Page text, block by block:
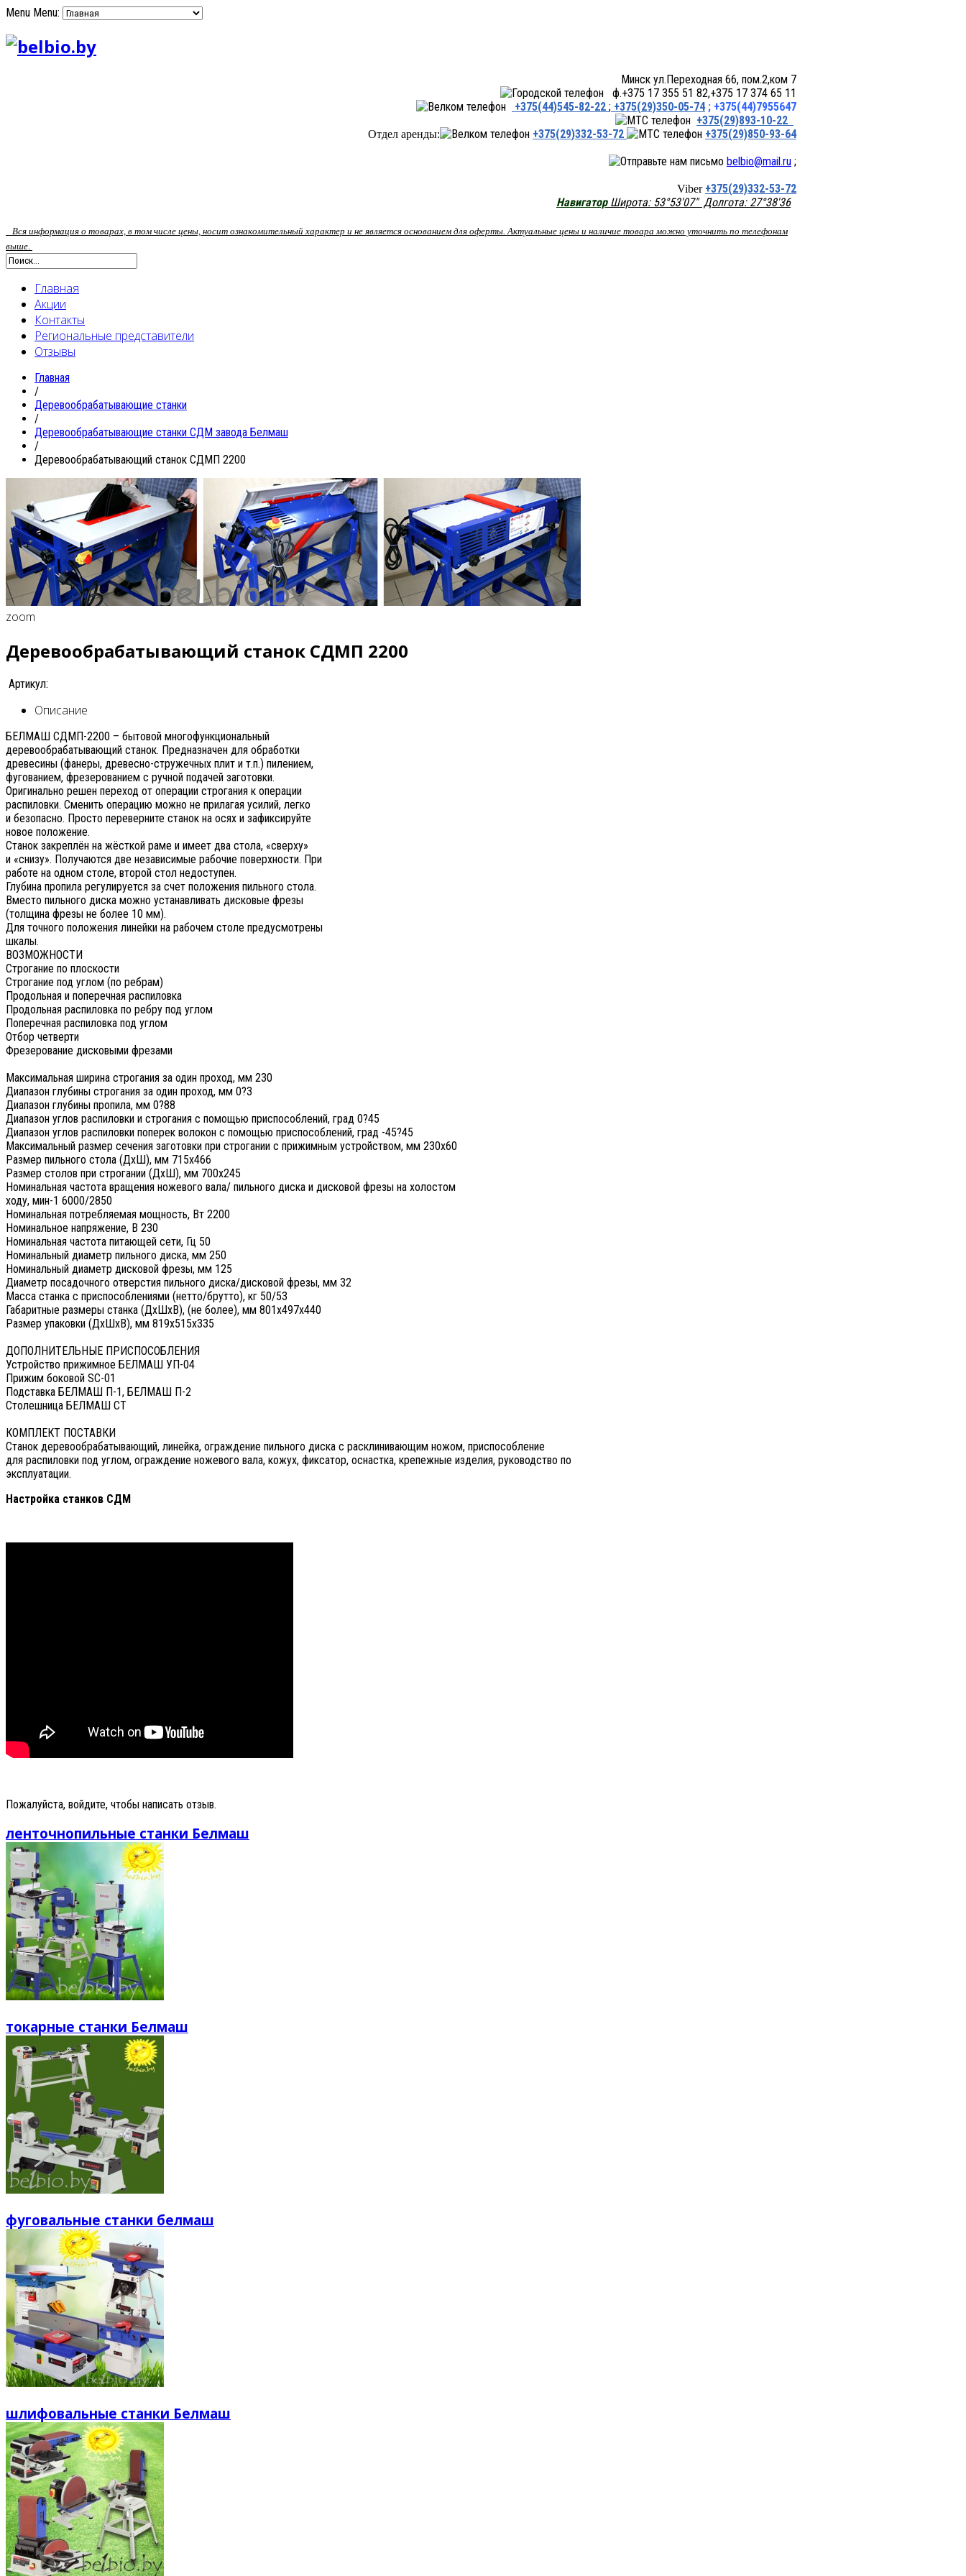
Menu Menu:
Минск ул.Переходная 66, пом.2,ком 7
ф.+375 17 355 51 82,+375 17 374 65 11
+375(44)545-82-22 ; +375(29)350-05-74 ; +375(44)7955647
+375(29)893-10-22
Отдел аренды: +375(29)332-53-72
+375(29)850-93-64
belbio@mail.ru ;
Viber +375(29)332-53-72
НавигаторШирота: 53°53'07" Долгота: 27°38'36
Вся информация о товарах, в том числе цены, носит ознакомительный характер и не является основанием для оферты. Актуальные цены и наличие товара можно уточнить по телефонам
выше.
Главная
Акции
Контакты
Региональные представители
Отзывы
Главная
/
Деревообрабатывающие станки
/
Деревообрабатывающие станки СДМ завода Белмаш
/
Деревообрабатывающий станок СДМП 2200
zoom
Деревообрабатывающий станок СДМП 2200
Артикул:
Описание
БЕЛМАШ СДМП-2200 – бытовой многофункциональный
деревообрабатывающий станок. Предназначен для обработки
древесины (фанеры, древесно-стружечных плит и т.п.) пилением,
фугованием, фрезерованием с ручной подачей заготовки.
Оригинально решен переход от операции строгания к операции
распиловки. Сменить операцию можно не прилагая усилий, легко
и безопасно. Просто переверните станок на осях и зафиксируйте
новое положение.
Станок закреплён на жёсткой раме и имеет два стола, «сверху»
и «снизу». Получаются две независимые рабочие поверхности. При
работе на одном столе, второй стол недоступен.
Глубина пропила регулируется за счет положения пильного стола.
Вместо пильного диска можно устанавливать дисковые фрезы
(толщина фрезы не более 10 мм).
Для точного положения линейки на рабочем столе предусмотрены
шкалы.
ВОЗМОЖНОСТИ
Строгание по плоскости
Строгание под углом (по ребрам)
Продольная и поперечная распиловка
Продольная распиловка по ребру под углом
Поперечная распиловка под углом
Отбор четверти
Фрезерование дисковыми фрезами
Максимальная ширина строгания за один проход, мм 230
Диапазон глубины строгания за один проход, мм 0?3
Диапазон глубины пропила, мм 0?88
Диапазон углов распиловки и строгания с помощью приспособлений, град 0?45
Диапазон углов распиловки поперек волокон с помощью приспособлений, град -45?45
Максимальный размер сечения заготовки при строгании с прижимным устройством, мм 230x60
Размер пильного стола (ДxШ), мм 715x466
Размер столов при строгании (ДxШ), мм 700x245
Номинальная частота вращения ножевого вала/ пильного диска и дисковой фрезы на холостом
ходу, мин-1 6000/2850
Номинальная потребляемая мощность, Вт 2200
Номинальное напряжение, В 230
Номинальная частота питающей сети, Гц 50
Номинальный диаметр пильного диска, мм 250
Номинальный диаметр дисковой фрезы, мм 125
Диаметр посадочного отверстия пильного диска/дисковой фрезы, мм 32
Масса станка с приспособлениями (нетто/брутто), кг 50/53
Габаритные размеры станка (ДxШxВ), (не более), мм 801x497x440
Размер упаковки (ДxШxВ), мм 819x515x335
ДОПОЛНИТЕЛЬНЫЕ ПРИСПОСОБЛЕНИЯ
Устройство прижимное БЕЛМАШ УП-04
Прижим боковой SC-01
Подставка БЕЛМАШ П-1, БЕЛМАШ П-2
Столешница БЕЛМАШ СТ
КОМПЛЕКТ ПОСТАВКИ
Станок деревообрабатывающий, линейка, ограждение пильного диска с расклинивающим ножом, приспособление
для распиловки под углом, ограждение ножевого вала, кожух, фиксатор, оснастка, крепежные изделия, руководство по
эксплуатации.
Настройка станков СДМ
Пожалуйста, войдите, чтобы написать отзыв.
ленточнопильные станки Белмаш
токарные станки Белмаш
фуговальные станки белмаш
шлифовальные станки Белмаш